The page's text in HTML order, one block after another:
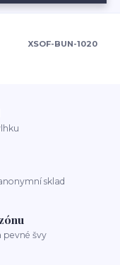
XSOF-BUN-1020
sklad
pevné švy